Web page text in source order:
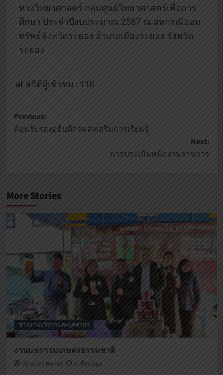
ทางวิทยาศาสตร์ กลุ่มศูนย์วิทยาศาสตร์เพื่อการ
ศึกษา ประจำปีงบประมาณ 2567 ณ สหกรณืออม
ทรัพย์จังหวัดระยอง อำเภอเมืองระยอง จังหวัด
ระยอง
สถิติผู้เข้าชม : 118
Previous:
ต้อนรับรองอธิบดีกรมส่งเสริมการเรียนรู้
Next:
การประเมินพนักงานราชการ
More Stories
ข่าวงานบริหารและบุคลากร
งานมหกรรมเกษตรธรรมชาติ
Voratuch Manee 6 เดือน ago